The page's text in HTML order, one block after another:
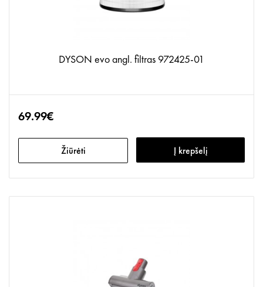
DYSON evo angl. filtras 972425-01
69.99€
Žiūrėti Į krepšelį